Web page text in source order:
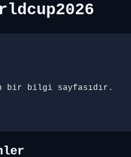
bir bilgi sayfasıdır.